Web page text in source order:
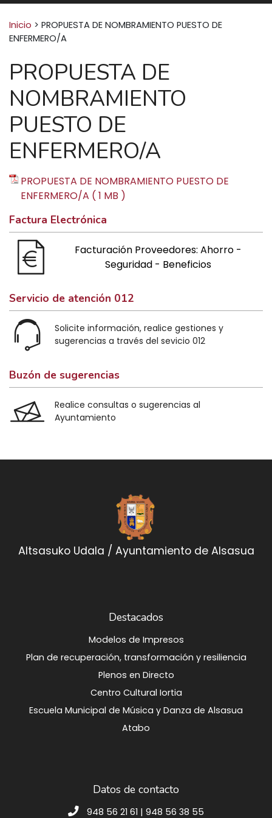
Buscar:
Inicio > PROPUESTA DE NOMBRAMIENTO PUESTO DE
ENFERMERO/A
PROPUESTA DE
NOMBRAMIENTO
PUESTO DE
ENFERMERO/A
PROPUESTA DE NOMBRAMIENTO PUESTO DE
ENFERMERO/A ( 1 MB )
Factura Electrónica
Facturación Proveedores: Ahorro -
Seguridad - Beneficios
Servicio de atención 012
Solicite información, realice gestiones y
sugerencias a través del sevicio 012
Buzón de sugerencias
Realice consultas o sugerencias al
Ayuntamiento
Altsasuko Udala / Ayuntamiento de Alsasua
Destacados
Modelos de Impresos
Plan de recuperación, transformación y resiliencia
Plenos en Directo
Centro Cultural Iortia
Escuela Municipal de Música y Danza de Alsasua
Atabo
Datos de contacto
948 56 21 61 | 948 56 38 55